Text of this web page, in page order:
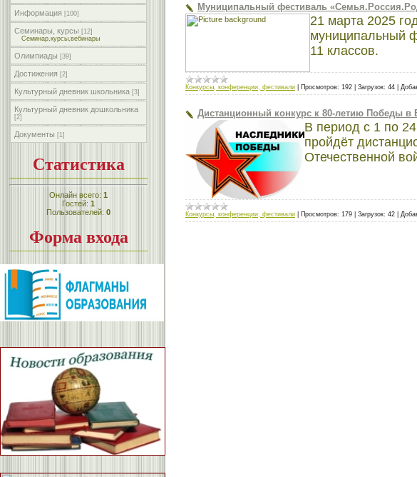
Информация [100]
Семинары, курсы [12]
Семинар,курсы,вебинары
Олимпиады [39]
Достижения [2]
Культурный дневник школьника [3]
Культурный дневник дошкольника
[2]
Документы [1]
Статистика
Онлайн всего: 1
Гостей: 1
Пользователей: 0
Форма входа
Муниципальный фестиваль
21 марта 2025
муниципальный
11 классов.
Конкурсы, конференции, фестивали Просмотров: 192 Загрузок: 44
Дистанционный конкурс к 80-летию Победы в
В период с 1 по
пройдёт
Отечественной
Конкурсы, конференции, фестивали Просмотров: 179 Загрузок: 42